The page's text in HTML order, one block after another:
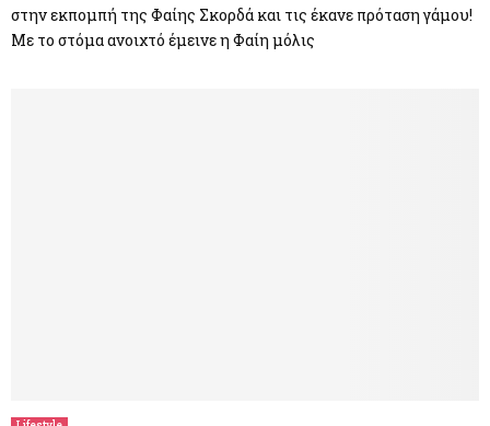
στην εκπομπή της Φαίης Σκορδά και τις έκανε πρόταση γάμου!
Με το στόμα ανοιχτό έμεινε η Φαίη μόλις